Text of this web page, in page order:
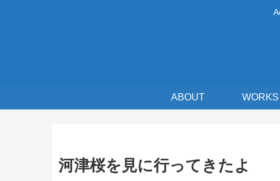
ABOUT WORKS
河津桜を見に行ってきたよ